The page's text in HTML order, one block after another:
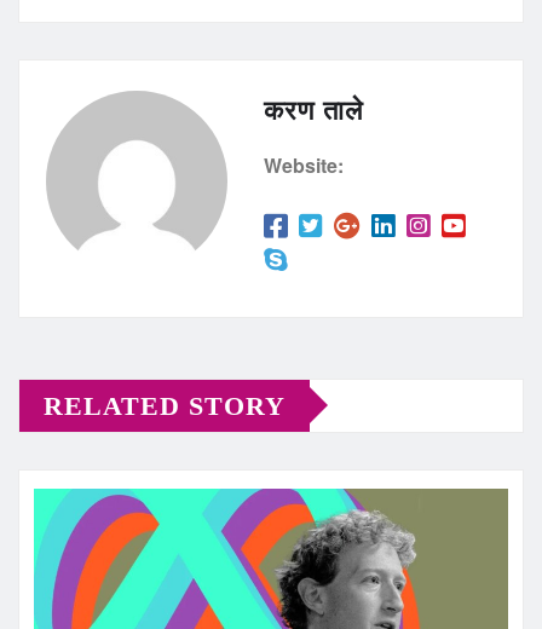
करण ताले
Website:
RELATED STORY